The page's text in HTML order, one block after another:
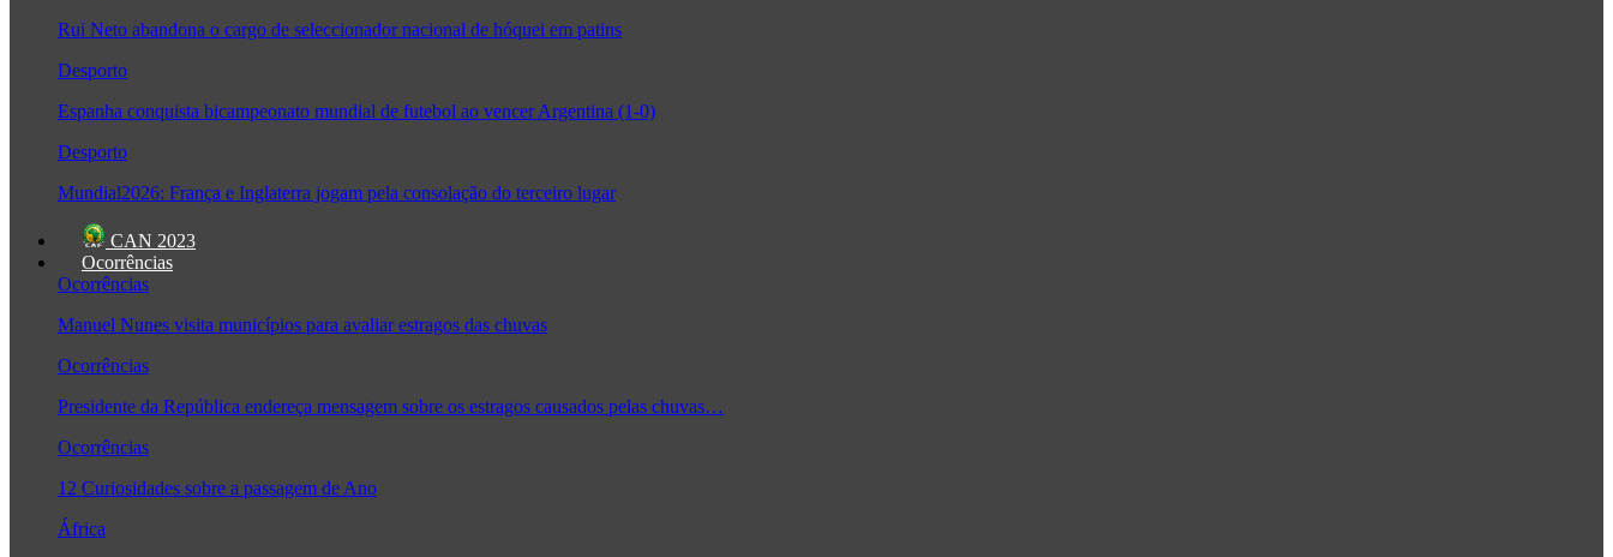
Rui Neto abandona o cargo de seleccionador nacional de hóquei em patins
Desporto
Espanha conquista bicampeonato mundial de futebol ao vencer Argentina (1-0)
Desporto
Mundial2026: França e Inglaterra jogam pela consolação do terceiro lugar
CAN 2023
Ocorrências
Ocorrências
Manuel Nunes visita municípios para avaliar estragos das chuvas
Ocorrências
Presidente da República endereça mensagem sobre os estragos causados pelas chuvas…
Ocorrências
12 Curiosidades sobre a passagem de Ano
África